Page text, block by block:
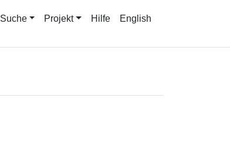
Suche Projekt Hilfe English